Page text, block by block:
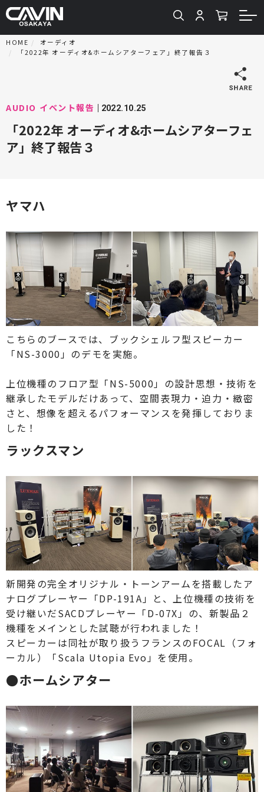
HOME
オーディオ
「2022年 オーディオ&ホームシアターフェア」終了報告３
AUDIO イベント報告 2022.10.25
「2022年 オーディオ&ホームシアターフェ
ア」終了報告３
ヤマハ
こちらのブースでは、ブックシェルフ型スピーカー
「NS-3000」のデモを実施。
上位機種のフロア型「NS-5000」の設計思想・技術を
継承したモデルだけあって、空間表現力・迫力・緻密
さと、想像を超えるパフォーマンスを発揮しておりま
した！
ラックスマン
新開発の完全オリジナル・トーンアームを搭載したア
ナログプレーヤー「DP-191A」と、上位機種の技術を
受け継いだSACDプレーヤー「D-07X」の、新製品２
機種をメインとした試聴が行われました！
スピーカーは同社が取り扱うフランスのFOCAL（フォ
ーカル）「Scala Utopia Evo」を使用。
●ホームシアター